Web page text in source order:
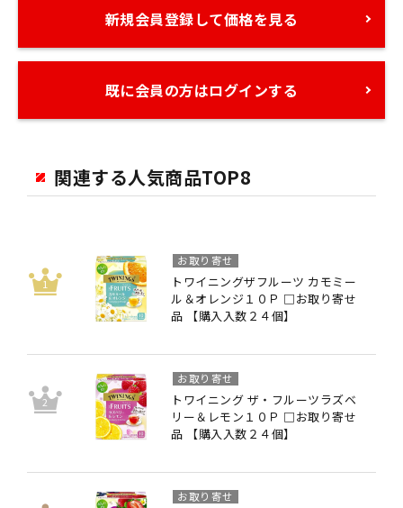
新規会員登録して価格を見る
既に会員の方はログインする
関連する人気商品TOP8
トワイニングザフルーツ カモミー
ル＆オレンジ１０Ｐ □お取り寄せ
品 【購入入数２４個】
お取り寄せ
トワイニング ザ・フルーツラズベ
リー＆レモン１０Ｐ □お取り寄せ
品 【購入入数２４個】
お取り寄せ
お取り寄せ